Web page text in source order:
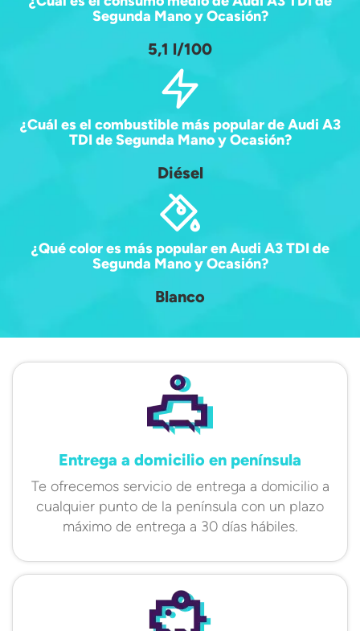
Segunda Mano y Ocasión?
5,1 l/100
¿Cuál es el combustible más popular de Audi A3
TDI de Segunda Mano y Ocasión?
Diésel
¿Qué color es más popular en Audi A3 TDI de
Segunda Mano y Ocasión?
Blanco
Entrega a domicilio en península
Te ofrecemos servicio de entrega a domicilio a
cualquier punto de la península con un plazo
máximo de entrega a 30 días hábiles.